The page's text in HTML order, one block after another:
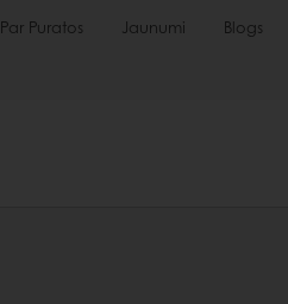
Par Puratos Jaunumi Blogs